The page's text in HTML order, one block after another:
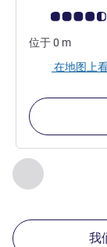
上一个 - 我
第 1页，共
客户意见评级
位于0 m
在地图上
我